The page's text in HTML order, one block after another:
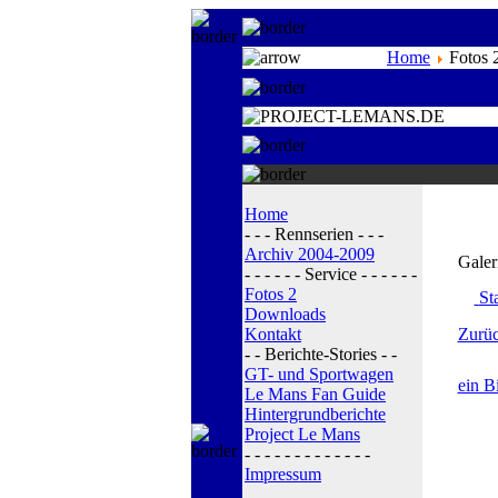
Home Fotos
Home
- - - Rennserien - - -
Archiv 2004-2009
- - - - - - Service - - - - - -
Fotos 2
Downloads
Kontakt
- - Berichte-Stories - -
GT- und Sportwagen
Le Mans Fan Guide
Hintergrundberichte
Project Le Mans
- - - - - - - - - - - - -
Impressum
ein